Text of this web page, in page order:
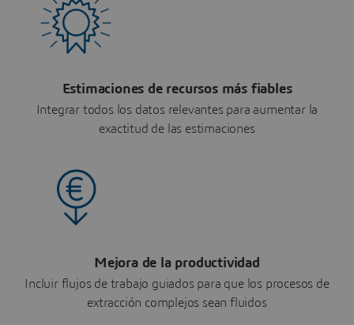
Estimaciones de recursos más fiables
Integrar todos los datos relevantes para aumentar la
exactitud de las estimaciones
Mejora de la productividad
Incluir flujos de trabajo guiados para que los procesos de
extracción complejos sean fluidos